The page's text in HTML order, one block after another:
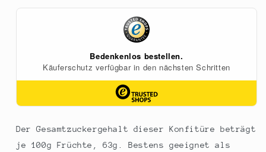
Der Gesamtzuckergehalt dieser Konfitüre beträgt
je 100g Früchte, 63g. Bestens geeignet als